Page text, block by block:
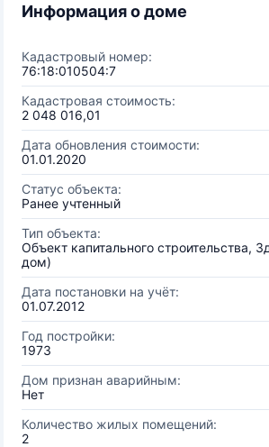
Информация о доме
Кадастровый номер:
76:18:010504:7
Кадастровая стоимость:
2 048 016,01
Дата обновления стоимости:
01.01.2020
Статус объекта:
Ранее учтенный
Тип объекта:
Объект капитального строительства,
дом)
Дата постановки на учёт:
01.07.2012
Год постройки:
1973
Дом признан аварийным:
Нет
Количество жилых помещений:
2